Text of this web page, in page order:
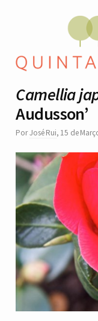
Camellia
Audusson’
PorJosé Rui, 15 de